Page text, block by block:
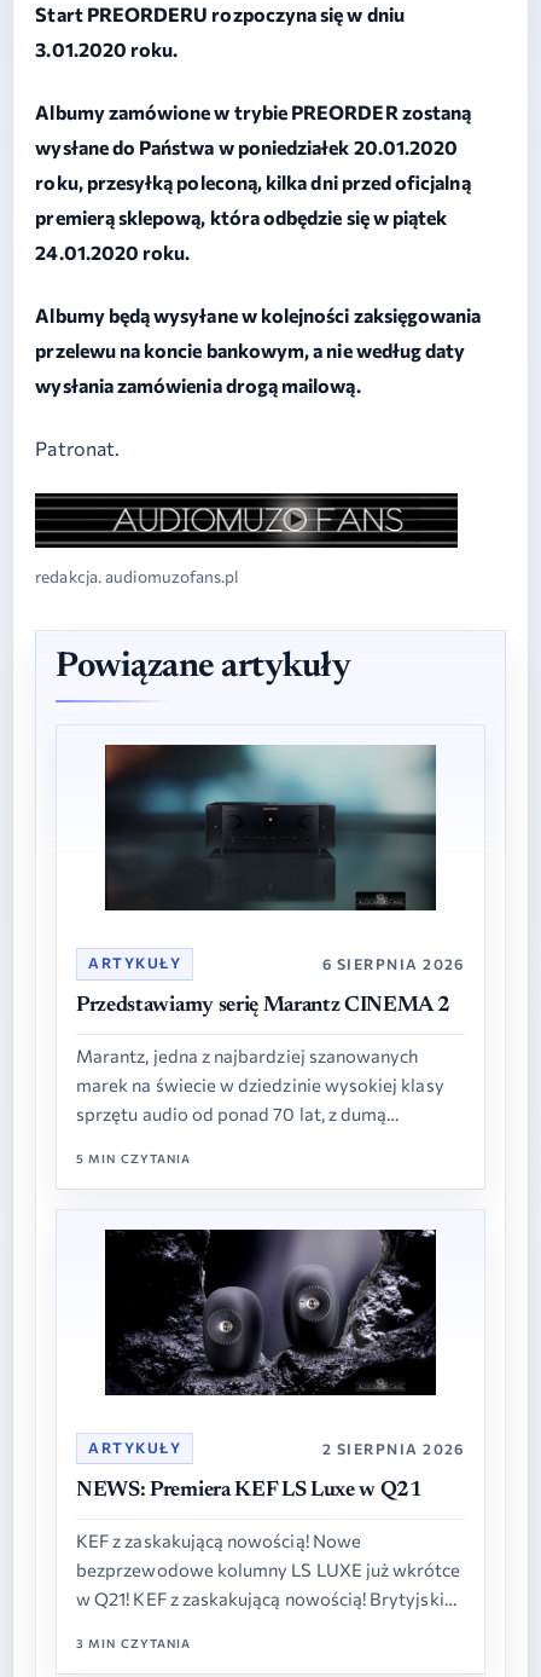
Start PREORDERU rozpoczyna się w dniu
3.01.2020 roku.
Albumy zamówione w trybie PREORDER zostaną
wysłane do Państwa w poniedziałek 20.01.2020
roku, przesyłką poleconą, kilka dni przed oficjalną
premierą sklepową, która odbędzie się w piątek
24.01.2020 roku.
Albumy będą wysyłane w kolejności zaksięgowania
przelewu na koncie bankowym, a nie według daty
wysłania zamówienia drogą mailową.
Patronat.
redakcja. audiomuzofans.pl
Powiązane artykuły
ARTYKUŁY 6 SIERPNIA 2026
Przedstawiamy serię Marantz CINEMA 2
Marantz, jedna z najbardziej szanowanych
marek na świecie w dziedzinie wysokiej klasy
sprzętu audio od ponad 70 lat, z dumą
5 MIN CZYTANIA
ARTYKUŁY 2 SIERPNIA 2026
NEWS: Premiera KEF LS Luxe w Q21
KEF z zaskakującą nowością! Nowe
bezprzewodowe kolumny LS LUXE już wkrótce
w Q21! KEF z zaskakującą nowością! Brytyjski
3 MIN CZYTANIA